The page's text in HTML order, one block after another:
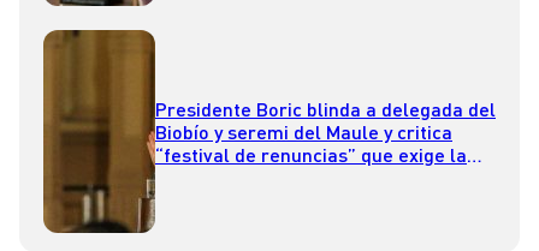
Presidente Boric blinda a delegada del
Biobío y seremi del Maule y critica
“festival de renuncias” que exige la